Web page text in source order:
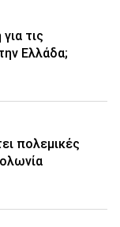
τις
Ελλάδα;
πολεμικές